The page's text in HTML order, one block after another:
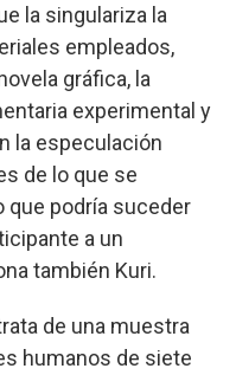
la singulariza la
empleados,
gráfica, la
experimental y
la especulación
de lo que se
que podría suceder
a un
también Kuri.
de una muestra
humanos de siete